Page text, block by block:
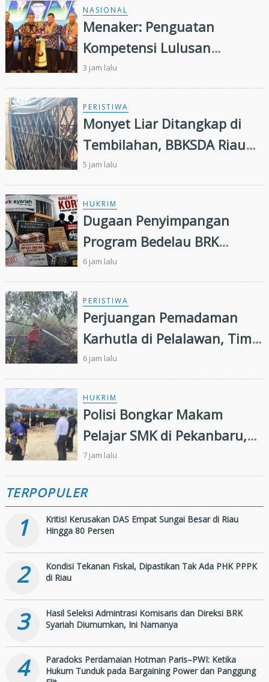
NASIONAL
Menaker: Penguatan
Kompetensi Lulusan
Perguruan Tinggi Penting
untuk Menjawab Kebutuhan
Dunia Kerja
3 jam lalu
PERISTIWA
Monyet Liar Ditangkap di
Tembilahan, BBKSDA Riau
Lakukan Identifikasi
5 jam lalu
HUKRIM
Dugaan Penyimpangan
Program Bedelau BRK
Syariah, LSM Minta Kejati
Riau Periksa Direksi
6 jam lalu
PERISTIWA
Perjuangan Pemadaman
Karhutla di Pelalawan, Tim
Manggala Agni Jalan Kaki
Hingga Dua Kilometer
6 jam lalu
HUKRIM
Polisi Bongkar Makam
Pelajar SMK di Pekanbaru,
Ungkap Penyebab Kematian
7 jam lalu
TERPOPULER
1
Kritis! Kerusakan DAS Empat Sungai Besar di Riau
Hingga 80 Persen
2
Kondisi Tekanan Fiskal, Dipastikan Tak Ada PHK PPPK
di Riau
3
Hasil Seleksi Admintrasi Komisaris dan Direksi BRK
Syariah Diumumkan, Ini Namanya
4
Paradoks Perdamaian Hotman Paris–PWI: Ketika
Hukum Tunduk pada Bargaining Power dan Panggung